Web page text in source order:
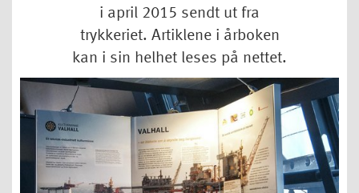
i april 2015 sendt ut fra
trykkeriet. Artiklene i årboken
kan i sin helhet leses på nettet.